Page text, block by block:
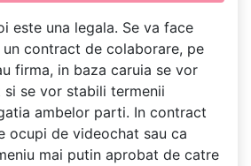
este una legala. Se va face
contract de colaborare, pe
firma, in baza caruia se vor
se vor stabili termenii
ambelor parti. In contract
ocupi de videochat sau ca
mai putin aprobat de catre